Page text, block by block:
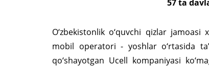
57 ta
O‘zbekistonlik o‘quvchi qizlar
mobil operatori - yoshlar o‘rtasida
qo‘shayotgan Ucell kompaniyasi